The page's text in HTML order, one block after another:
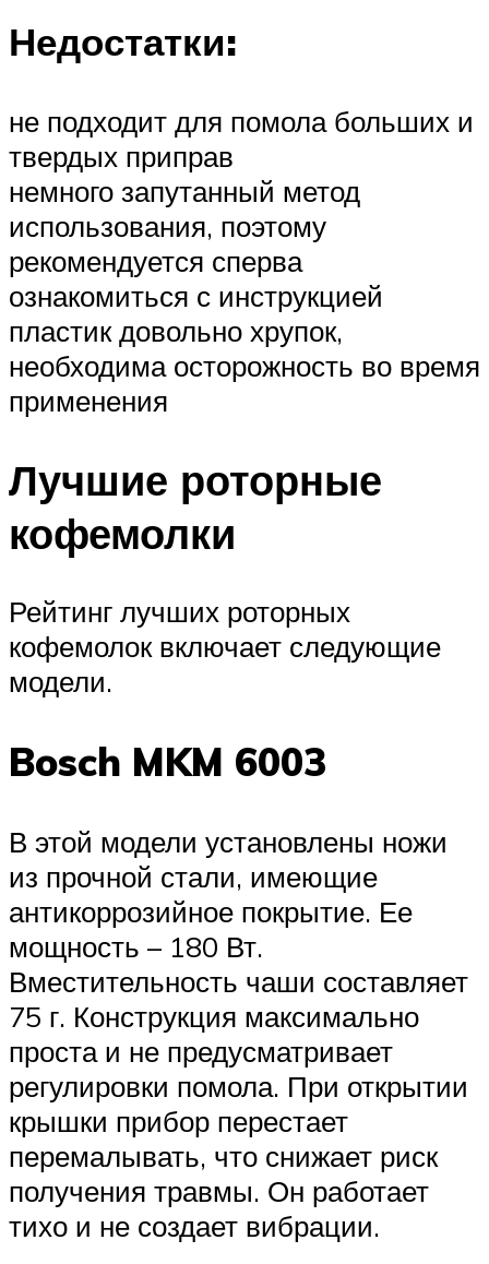
Недостатки:
не подходит для помола больших и
твердых приправ
немного запутанный метод
использования, поэтому
рекомендуется сперва
ознакомиться с инструкцией
пластик довольно хрупок,
необходима осторожность во время
применения
Лучшие роторные
кофемолки
Рейтинг лучших роторных
кофемолок включает следующие
модели.
Bosch MKM 6003
В этой модели установлены ножи
из прочной стали, имеющие
антикоррозийное покрытие. Ее
мощность – 180 Вт.
Вместительность чаши составляет
75 г. Конструкция максимально
проста и не предусматривает
регулировки помола. При открытии
крышки прибор перестает
перемалывать, что снижает риск
получения травмы. Он работает
тихо и не создает вибрации.